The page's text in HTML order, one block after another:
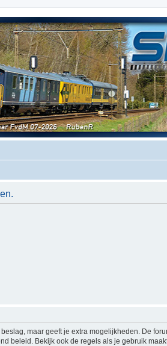
maar geeft je extra mogelijkheden. De
beleid. Bekijk ook de regels als je gebruik